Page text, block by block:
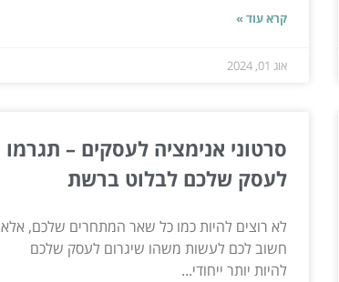
קרא עוד »
אוג 01, 2024
סרטוני אנימציה לעסקים – תגרמו
לעסק שלכם לבלוט ברשת
לא רוצים להיות כמו כל שאר המתחרים שלכם, אלא
חשוב לכם לעשות משהו שיגרום לעסק שלכם
להיות יותר ייחודי...